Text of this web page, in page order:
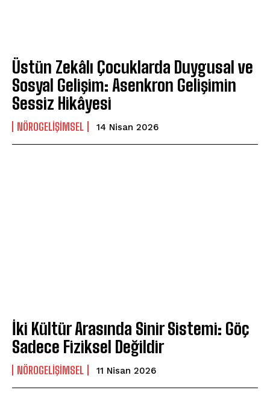
Üstün Zekâlı Çocuklarda Duygusal ve
Sosyal Gelişim: Asenkron Gelişimin
Sessiz Hikâyesi
NÖROGELIŞIMSEL 14 Nisan 2026
İki Kültür Arasında Sinir Sistemi: Göç
Sadece Fiziksel Değildir
NÖROGELIŞIMSEL 11 Nisan 2026